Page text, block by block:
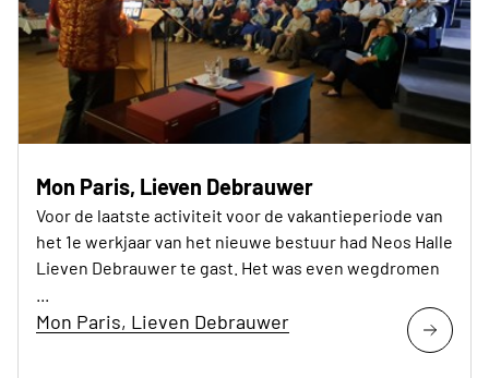
Mon Paris, Lieven Debrauwer
Voor de laatste activiteit voor de vakantieperiode van
het 1e werkjaar van het nieuwe bestuur had Neos Halle
Lieven Debrauwer te gast. Het was even wegdromen
Mon Paris, Lieven Debrauwer